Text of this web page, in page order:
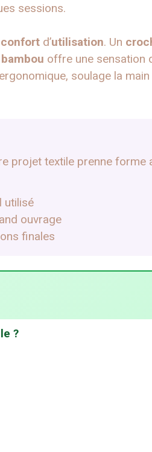
sessions.
confort d’utilisation. Un
offre une sensation
ergonomique, soulage la main
projet textile prenne forme
utilisé
ouvrage
finales
?